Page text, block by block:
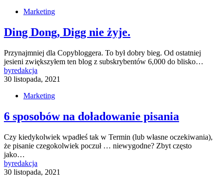
Marketing
Ding Dong, Digg nie żyje.
Przynajmniej dla Copybloggera. To był dobry bieg. Od ostatniej
jesieni zwiększyłem ten blog z subskrybentów 6,000 do blisko…
byredakcja
30 listopada, 2021
Marketing
6 sposobów na doładowanie pisania
Czy kiedykolwiek wpadłeś tak w Termin (lub własne oczekiwania),
że pisanie czegokolwiek poczuł … niewygodne? Zbyt często
jako…
byredakcja
30 listopada, 2021